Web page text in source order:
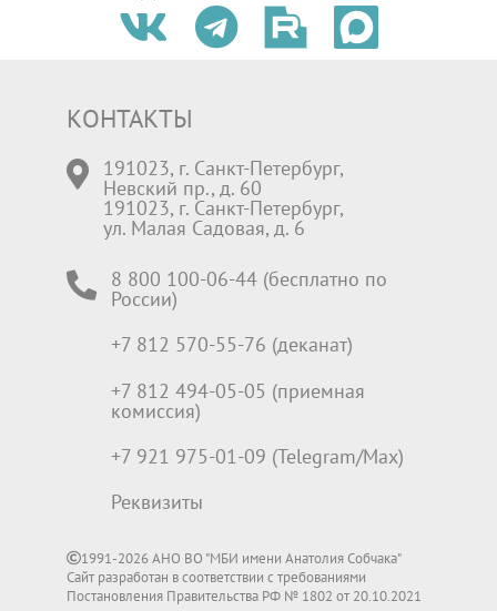
КОНТАКТЫ
191023, г. Санкт-Петербург,
Невский пр., д. 60
191023, г. Санкт-Петербург,
ул. Малая Садовая, д. 6
8 800 100-06-44 (бесплатно по
России)
+7 812 570-55-76 (деканат)
+7 812 494-05-05 (приемная
комиссия)
+7 921 975-01-09 (Telegram/Max)
Реквизиты
1991-2026 АНО ВО "МБИ имени Анатолия Собчака"
Сайт разработан в соответствии с требованиями
Постановления Правительства РФ № 1802 от 20.10.2021